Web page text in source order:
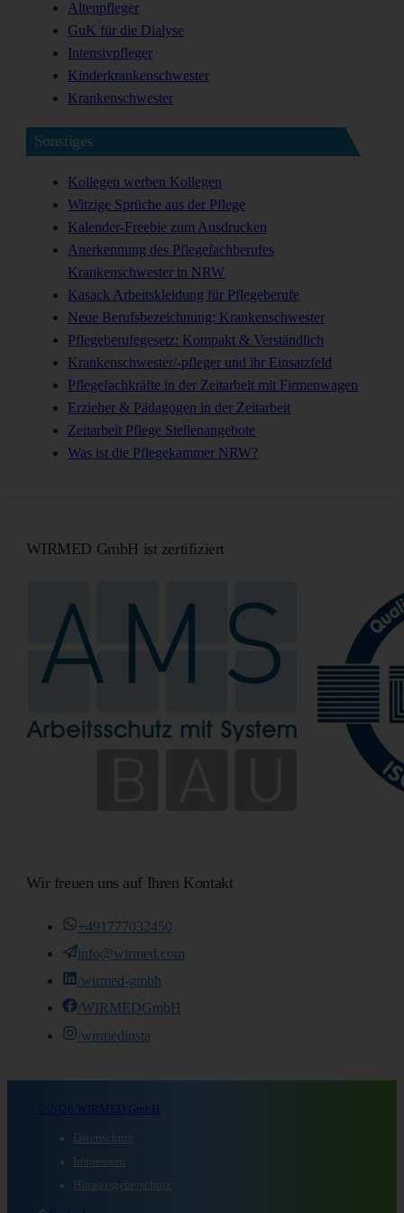
Altenpfleger
GuK für die Dialyse
Intensivpfleger
Kinderkrankenschwester
Krankenschwester
Sonstiges
Kollegen werben Kollegen
Witzige Sprüche aus der Pflege
Kalender-Freebie zum Ausdrucken
Anerkennung des Pflegefachberufes
Krankenschwester in NRW
Kasack Arbeitskleidung für Pflegeberufe
Neue Berufsbezeichnung: Krankenschwester
Pflegeberufegesetz: Kompakt & Verständlich
Krankenschwester/-pfleger und ihr Einsatzfeld
Pflegefachkräfte in der Zeitarbeit mit Firmenwagen
Erzieher & Pädagogen in der Zeitarbeit
Zeitarbeit Pflege Stellenangebote
Was ist die Pflegekammer NRW?
WIRMED GmbH ist zertifiziert
Wir freuen uns auf Ihren Kontakt
+491777032450
info@wirmed.com
/wirmed-gmbh
/WIRMEDGmbH
/wirmedinsta
© 2026 WIRMED GmbH
Datenschutz
Impressum
Hinweisgeberschutz